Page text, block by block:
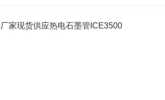
厂家现货供应热电石墨管ICE3500